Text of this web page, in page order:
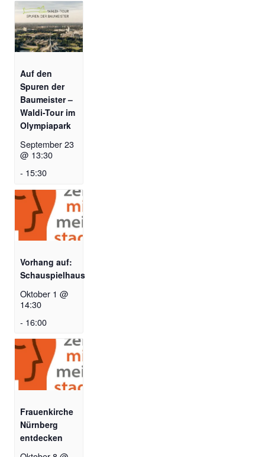
Auf den
Spuren der
Baumeister –
Waldi-Tour im
Olympiapark
September 23
@ 13:30
- 15:30
Vorhang auf:
Schauspielhaus
Oktober 1 @
14:30
- 16:00
Frauenkirche
Nürnberg
entdecken